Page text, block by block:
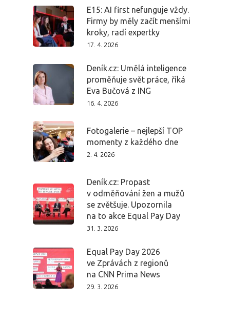
E15: AI first nefunguje vždy.
Firmy by měly začít menšími
kroky, radí expertky
17. 4. 2026
Deník.cz: Umělá inteligence
proměňuje svět práce, říká
Eva Bučová z ING
16. 4. 2026
Fotogalerie – nejlepší TOP
momenty z každého dne
2. 4. 2026
Deník.cz: Propast
v odměňování žen a mužů
se zvětšuje. Upozornila
na to akce Equal Pay Day
31. 3. 2026
Equal Pay Day 2026
ve Zprávách z regionů
na CNN Prima News
29. 3. 2026